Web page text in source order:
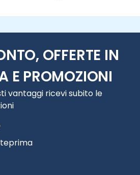
OFFERTE IN
E PROMOZIONI
vantaggi ricevi subito le